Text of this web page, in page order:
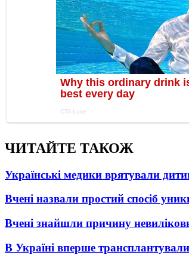
ЧИТАЙТЕ ТАКОЖ
Українські медики врятували
Вчені назвали простий спосіб
Вчені знайшли причину
В Україні вперше